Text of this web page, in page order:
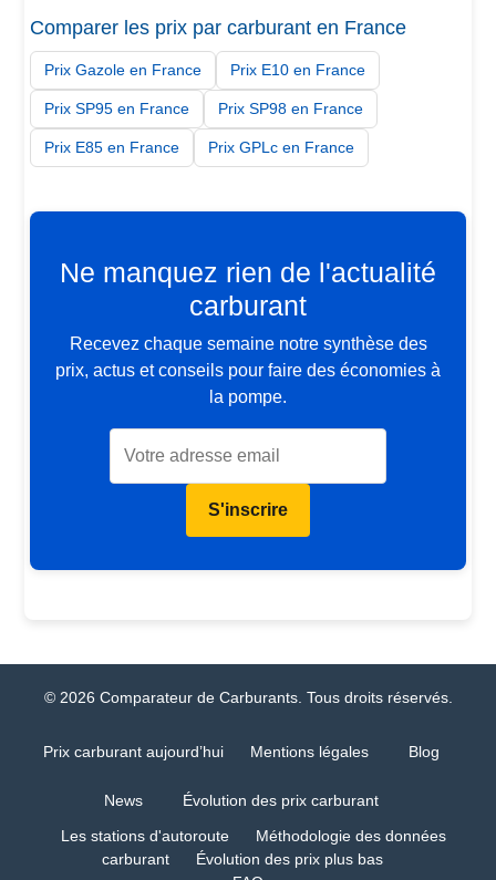
Comparer les prix par carburant en France
Prix Gazole en France Prix E10 en France
Prix SP95 en France Prix SP98 en France
Prix E85 en France Prix GPLc en France
Ne manquez rien de l'actualité
carburant
Recevez chaque semaine notre synthèse des
prix, actus et conseils pour faire des économies à
la pompe.
S'inscrire
© 2026 Comparateur de Carburants. Tous droits réservés.
Prix carburant aujourd’hui Mentions légales Blog
News
Évolution des prix carburant
Les stations d'autoroute
Méthodologie des données
carburant
Évolution des prix plus bas